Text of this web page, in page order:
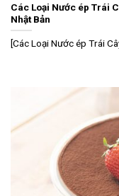
Các Loại Nước ép Trái
Nhật Bản
[Các Loại Nước ép Trái